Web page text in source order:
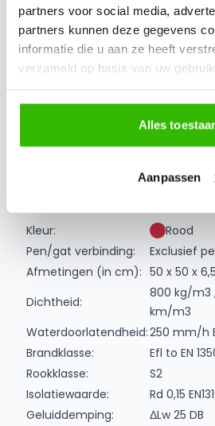
partners voor social media,
partners kunnen deze gegevens
informatie die u aan ze heeft
verzameld op basis van uw
Alles
Aanpassen
Valbrekend
Geluiddempend
Onderhoudsarm
Slijtvast
Eenvoudig te plaatsen
Eenvoudig kleuren te
100% recyclebaar
Extra informatie
Kleur:
Rood
Pen/gat verbinding:
Exclusief
Afmetingen (in cm): 50 x 50 x 6,5
Dichtheid:
800 kg/m3
km/m3
Waterdoorlatendheid:250 mm/h
Brandklasse:
Efl to EN
Rookklasse:
S2
Isolatiewaarde:
Rd 0,15
Geluiddemping:
ΔLw 25 DB